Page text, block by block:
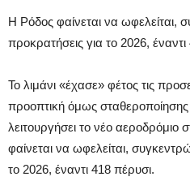
Η Ρόδος φαίνεται να ωφελείται,
προκρατήσεις για το 2026,
Το λιμάνι «έχασε» φέτος τις
προοπτική όμως
λειτουργήσει το νέο αεροδρόμιο
φαίνεται να ωφελείται,
το 2026, έναντι 418 πέρυσι.